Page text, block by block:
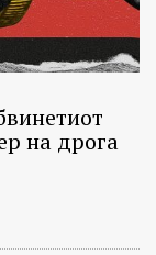
на дрога